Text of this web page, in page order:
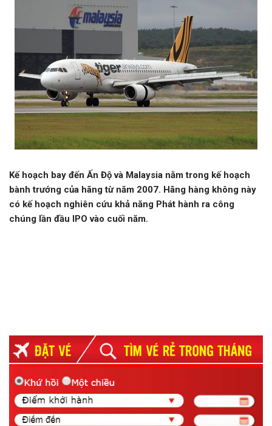
Kế hoạch bay đến Ấn Độ và Malaysia nằm trong kế hoạch
bành trướng của hãng từ năm 2007. Hãng hàng không này
có kế hoạch nghiên cứu khả năng Phát hành ra công
chúng lần đầu IPO vào cuối năm.